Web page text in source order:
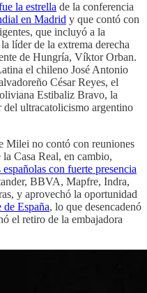
la estrella de la conferencia
en Madrid y que contó con
que incluyó a la
líder de la extrema derecha
de Hungría, Víktor Orban.
el chileno José Antonio
César Reyes, el
Estibaliz Bravo, la
ultracatolicismo argentino
Milei no contó con reuniones
Casa Real, en cambio,
españolas con fuerte presencia
BBVA, Mapfre, Indra,
y aprovechó la oportunidad
de España, lo que desencadenó
el retiro de la embajadora